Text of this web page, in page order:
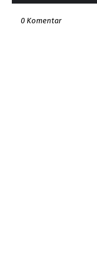
0 Komentar